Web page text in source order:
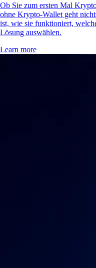
Ob Sie zum ersten Mal
ohne Krypto-Wallet geht
ist, wie sie funktioniert,
Lösung auswählen.
Learn more